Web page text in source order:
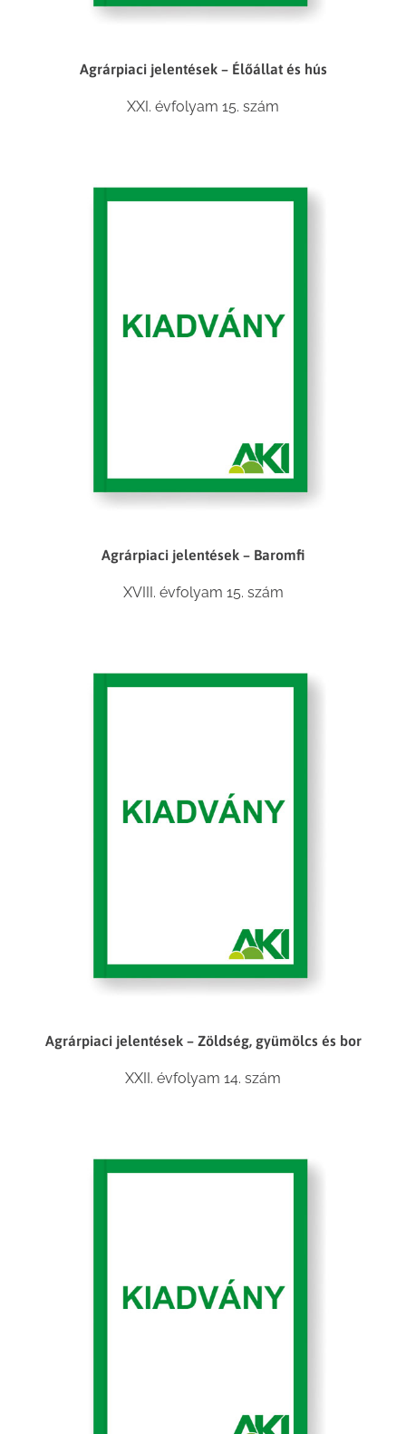
Agrárpiaci jelentések – Élőállat és hús
XXI. évfolyam 15. szám
Agrárpiaci jelentések – Baromfi
XVIII. évfolyam 15. szám
Agrárpiaci jelentések – Zöldség, gyümölcs és bor
XXII. évfolyam 14. szám